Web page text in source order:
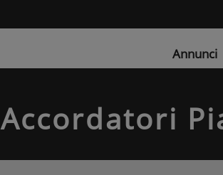
Annunci
Accordatori